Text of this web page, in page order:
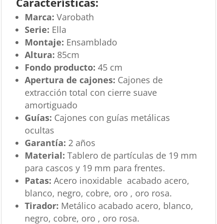
Marca: Varobath
Serie: Ella
Montaje: Ensamblado
Altura: 85cm
Fondo producto: 45 cm
Apertura de cajones: Cajones de
extracción total con cierre suave
amortiguado
Guías: Cajones con guías metálicas
ocultas
Garantía: 2 años
Material:Tablero de partículas de 19 mm
para cascos y 19 mm para frentes.
Patas:Acero inoxidable acabado acero,
blanco, negro, cobre, oro , oro rosa.
Tirador: Metálico acabado acero, blanco,
negro, cobre, oro , oro rosa.